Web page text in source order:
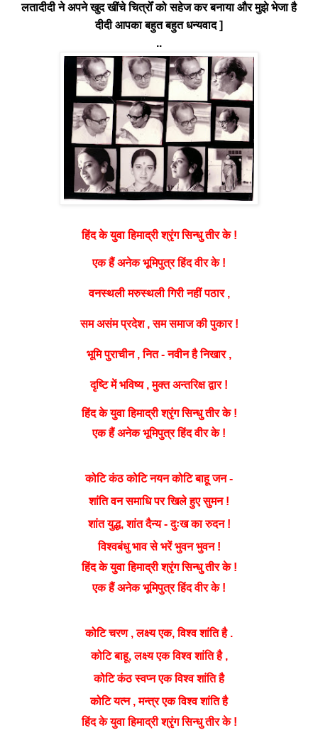
लतादीदी ने अपने खुद खींचे चित्रोँ को सहेज कर बनाया और मुझे भेजा है
दीदी आपका बहुत बहुत धन्यवाद ]
..
हिंद के युवा हिमाद्रीश्रृंगसिन्धु तीर के !
एक हैं अनेक भूमिपुत्र हिंद वीर के !
वनस्थली मरुस्थली गिरी नहीं पठार ,
समअसंमप्रदेश ,समसमाजकी पुकार !
भूमि पुराचीन , नित - नवीन है निखार ,
दृष्टिमें भविष्य , मुक्त अन्तरिक्ष द्वार !
हिंद के युवा हिमाद्रीश्रृंगसिन्धु तीर के !
एक हैं अनेक भूमिपुत्र हिंद वीर के !
कोटिकंठ कोटि नयनकोटिबाहू जन -
शांति वन समाधि पर खिले हुए सुमन !
शांतयुद्ध, शांत दैन्य - दुःख का रुदन !
विश्वबंधु भाव से भरें भुवन भुवन !
हिंद के युवा हिमाद्रीश्रृंगसिन्धु तीर के !
एक हैं अनेक भूमिपुत्र हिंद वीर के !
कोटिचरण , लक्ष्य एक, विश्व शांति है .
कोटिबाहू, लक्ष्य एक विश्व शांति है ,
कोटिकंठ स्वप्न एक विश्व शांति है
कोटियत्न , मन्त्र एक विश्व शांति है
हिंद के युवा हिमाद्रीश्रृंगसिन्धु तीर के !